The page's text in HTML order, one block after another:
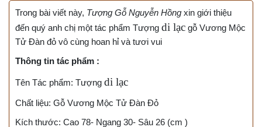
Trong bài viết này, Tượng Gỗ Nguyễn Hồng xin giới thiệu
đến quý anh chị một tác phẩm Tượng di lạc gỗ Vương Mộc
Tử Đàn đỏ vô cùng hoan hỉ và tươi vui
Thông tin tác phẩm :
Tên Tác phẩm: Tượng di lạc
Chất liệu: Gỗ Vương Mộc Tử Đàn Đỏ
Kích thước: Cao 78- Ngang 30- Sâu 26 (cm )